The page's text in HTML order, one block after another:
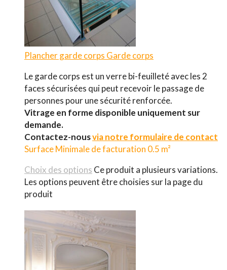
Plancher garde corps Garde corps
Le garde corps est un verre bi-feuilleté avec les 2
faces sécurisées qui peut recevoir le passage de
personnes pour une sécurité renforcée.
Vitrage en forme disponible uniquement sur
demande.
Contactez-nousvia notre formulaire de contact
Surface Minimale de facturation 0.5 m²
Choix des options Ce produit a plusieurs variations.
Les options peuvent être choisies sur la page du
produit